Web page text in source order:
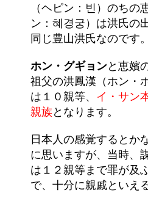
（ヘピン：빈）のちの
ン：혜경궁）は洪氏の
同じ豊山洪氏なのです。
ホン・グギョンと恵嬪
祖父の洪鳳漢（ホン・
は１０親等、 イ・サン
親族となります。
日本人の感覚するとか
に思いますが、当時、
は１２親等まで罪が及
で、十分に親戚といえ